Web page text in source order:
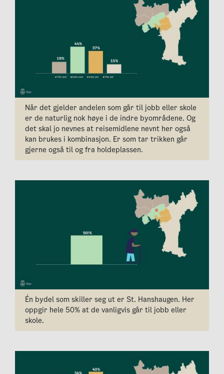
Når det gjelder andelen som går til jobb eller skole
er de naturlig nok høye i de indre byområdene. Og
det skal jo nevnes at reisemidlene nevnt her også
kan brukes i kombinasjon. Er som tar trikken går
gjerne også til og fra holdeplassen.
Én bydel som skiller seg ut er St. Hanshaugen. Her
oppgir hele 50% at de vanligvis går til jobb eller
skole.